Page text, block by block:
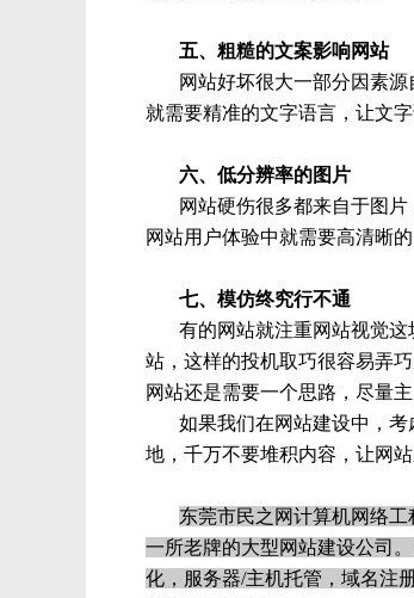
五、粗糙的文案影响网站
网站好坏很大一部分因素
就需要精准的文字语言，让文字
六、低分辨率的图片
网站硬伤很多都来自于图
网站用户体验中就需要高清晰
七、模仿终究行不通
有的网站就注重网站视觉
站，这样的投机取巧很容易弄
网站还是需要一个思路，尽量主
如果我们在网站建设中，
地，千万不要堆积内容，让网站
东莞市民之网计算机网络工
一所老牌的大型网站建设公司
化，服务器/主机托管，域名注